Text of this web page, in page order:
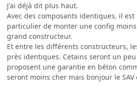
J'ai déjà dit plus haut.
Avec des composants identiques, il
particulier de monter une config
grand constructeur.
Et entre les différents constructeurs,
près identiques. Cetains seront un
proposent une garantie en béton
seront moins cher mais bonjour le SAV